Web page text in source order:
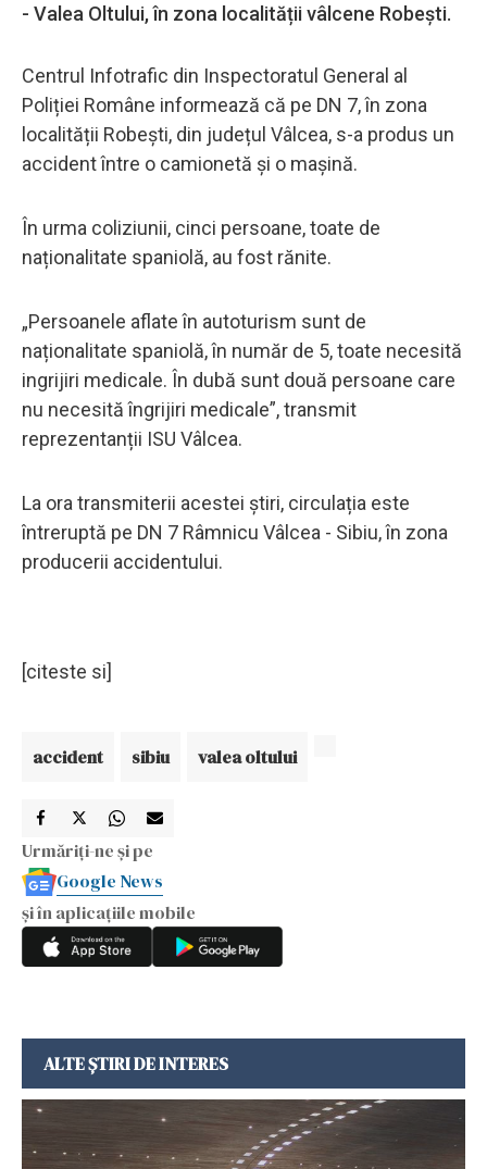
- Valea Oltului, în zona localității vâlcene Robești.
Centrul Infotrafic din Inspectoratul General al
Poliției Române informează că pe DN 7, în zona
localității Robești, din județul Vâlcea, s-a produs un
accident între o camionetă și o mașină.
În urma coliziunii, cinci persoane, toate de
naționalitate spaniolă, au fost rănite.
„Persoanele aflate în autoturism sunt de
naționalitate spaniolă, în număr de 5, toate necesită
ingrijiri medicale. În dubă sunt două persoane care
nu necesită îngrijiri medicale”, transmit
reprezentanții ISU Vâlcea.
La ora transmiterii acestei știri, circulația este
întreruptă pe DN 7 Râmnicu Vâlcea - Sibiu, în zona
producerii accidentului.
[citeste si]
accident sibiu valea oltului
Urmăriți-ne și pe
Google News
și în aplicațiile mobile
ALTE ȘTIRI DE INTERES